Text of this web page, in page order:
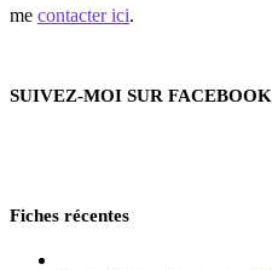
me contacter ici.
SUIVEZ-MOI SUR FACEBOOK
Fiches récentes